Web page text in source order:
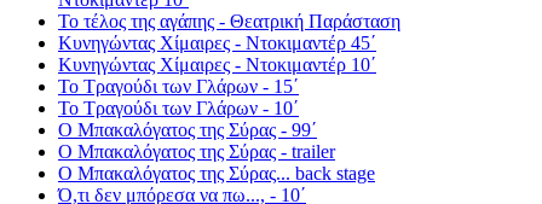
Το τέλος της αγάπης - Θεατρική Παράσταση
Κυνηγώντας Χίμαιρες - Ντοκιμαντέρ 45΄
Κυνηγώντας Χίμαιρες - Ντοκιμαντέρ 10΄
Το Τραγούδι των Γλάρων - 15΄
Το Τραγούδι των Γλάρων - 10΄
Ο Μπακαλόγατος της Σύρας - 99΄
Ο Μπακαλόγατος της Σύρας - trailer
Ο Μπακαλόγατος της Σύρας... back stage
Ό,τι δεν μπόρεσα να πω..., - 10΄